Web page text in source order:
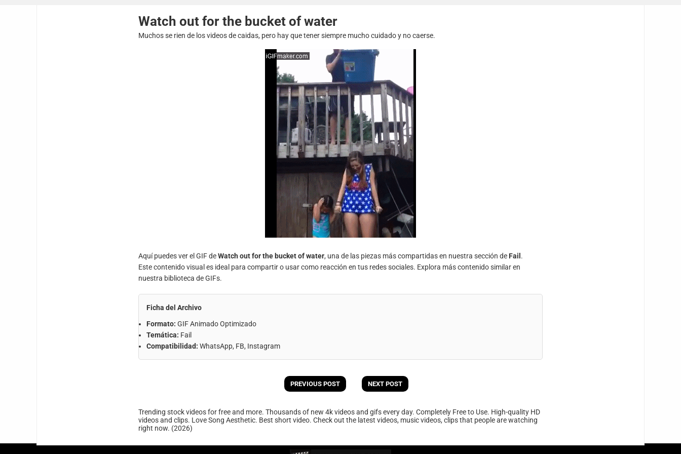
Watch out for the bucket of water
Muchos se rien de los videos de caidas, pero hay que tener siempre mucho cuidado y no caerse.
Aquí puedes ver el GIF deWatch out for the bucket of water, una de las piezas más compartidas en nuestra sección de Fail .
Este contenido visual es ideal para compartir o usar como reacción en tus redes sociales. Explora más contenido similar en
nuestra biblioteca de GIFs.
Ficha del Archivo
Formato: GIF Animado Optimizado
Temática: Fail
Compatibilidad: WhatsApp, FB, Instagram
PREVIOUS POST NEXT POST
Trending stock videos for free and more. Thousands of new 4k videos and gifs every day. Completely Free to Use. High-quality HD
videos and clips. Love Song Aesthetic. Best short video. Check out the latest videos, music videos, clips that people are watching
right now. (2026)